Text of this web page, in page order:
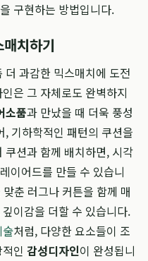
을 구현하는 방법입니다.
치하기
과감한 믹스매치에 도전
은 그 자체로도 완벽하지
소품과 만났을 때 더욱 풍성
기하학적인 패턴의 쿠션을
쿠션과 함께 배치하면, 시각
이어드를 만들 수 있습니
춘 러그나 커튼을 함께 매
이감을 더할 수 있습니다.
처럼, 다양한 요소들이 조
인 감성디자인이 완성됩니